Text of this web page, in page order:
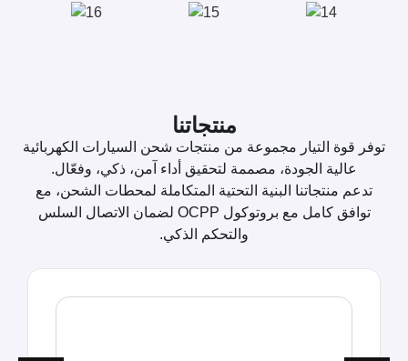
منتجاتنا
توفر قوة التيار مجموعة من منتجات شحن السيارات الكهربائية
عالية الجودة، مصممة لتحقيق أداء آمن، ذكي، وفعّال.
تدعم منتجاتنا البنية التحتية المتكاملة لمحطات الشحن، مع
توافق كامل مع بروتوكول OCPP لضمان الاتصال السلس
والتحكم الذكي.